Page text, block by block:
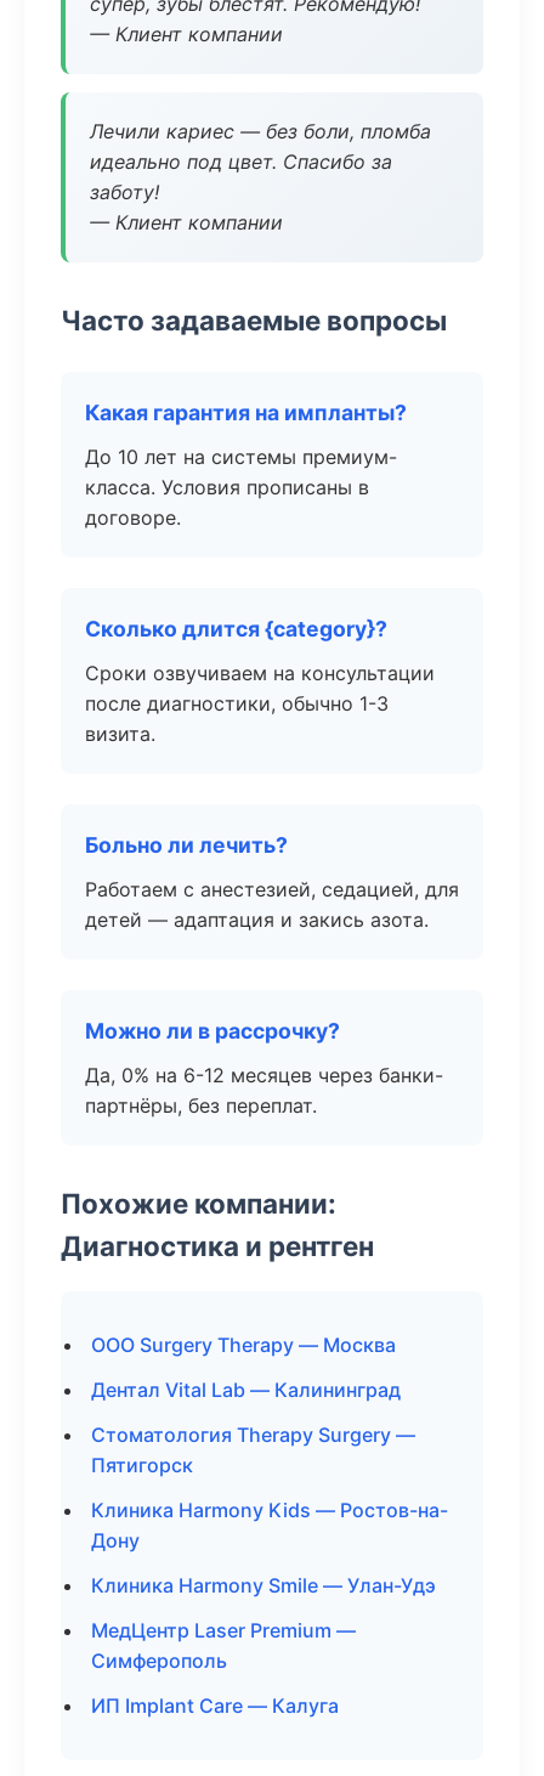
— Клиент компании
Лечили кариес — без боли, пломба
идеально под цвет. Спасибо за
заботу!
— Клиент компании
Часто задаваемые вопросы
Какая гарантия на импланты?
До 10 лет на системы премиум-
класса. Условия прописаны в
договоре.
Сколько длится {category}?
Сроки озвучиваем на консультации
после диагностики, обычно 1-3
визита.
Больно ли лечить?
Работаем с анестезией, седацией, для
детей — адаптация и закись азота.
Можно ли в рассрочку?
Да, 0% на 6-12 месяцев через банки-
партнёры, без переплат.
Похожие компании:
Диагностика и рентген
ООО Surgery Therapy — Москва
Дентал Vital Lab — Калининград
Стоматология Therapy Surgery —
Пятигорск
Клиника Harmony Kids — Ростов-на-
Дону
Клиника Harmony Smile — Улан-Удэ
МедЦентр Laser Premium —
Симферополь
ИП Implant Care — Калуга